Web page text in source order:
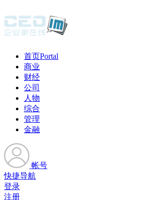
首页Portal
商业
财经
公司
人物
综合
管理
金融
帐号
快捷导航
登录
注册